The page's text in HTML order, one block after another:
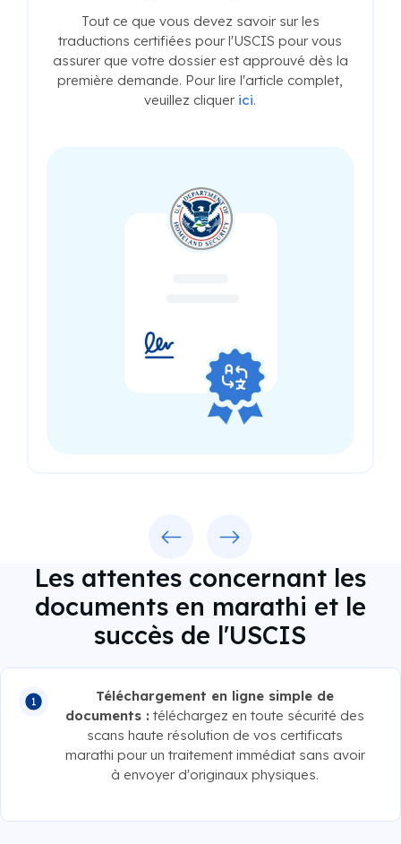
Tout ce que vous devez savoir sur les
traductions certifiées pour l'USCIS pour vous
assurer que votre dossier est approuvé dès la
première demande. Pour lire l'article complet,
veuillez cliquer ici.
Les attentes concernant les
documents en marathi et le
succès de l'USCIS
Téléchargement en ligne simple de
documents : téléchargez en toute sécurité des
scans haute résolution de vos certificats
marathi pour un traitement immédiat sans avoir
à envoyer d'originaux physiques.